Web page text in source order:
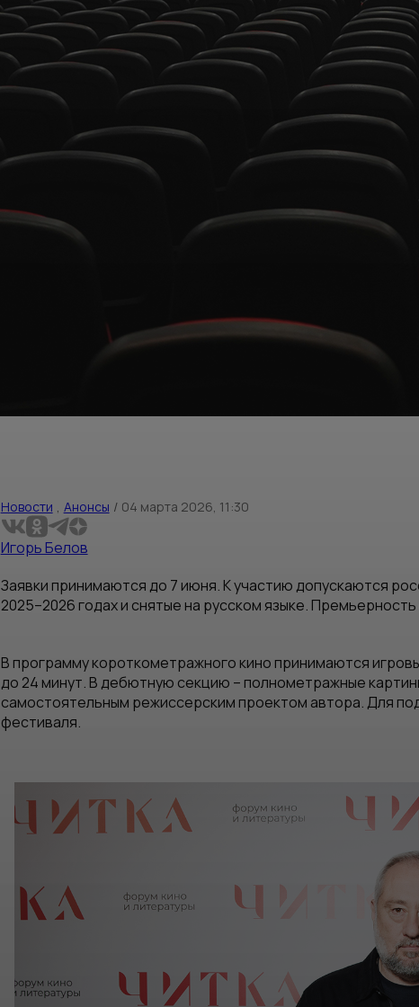
Новости , Анонсы / 04 марта 2026, 11:30
Игорь Белов
Заявки принимаются до 7 июня. К участию допускаются
2025–2026 годах и снятые на русском языке.
В программу короткометражного кино принимаются
до 24 минут. В дебютную секцию – полнометражные
самостоятельным режиссерским проектом автора. Для
фестиваля.